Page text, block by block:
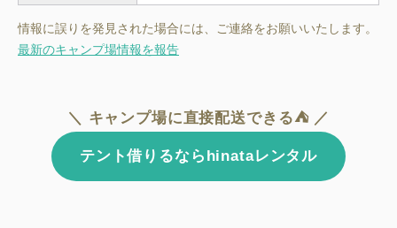
情報に誤りを発見された場合には、ご連絡をお願いいたします。
最新のキャンプ場情報を報告
＼ キャンプ場に直接配送できる⛺ ／
テント借りるならhinataレンタル